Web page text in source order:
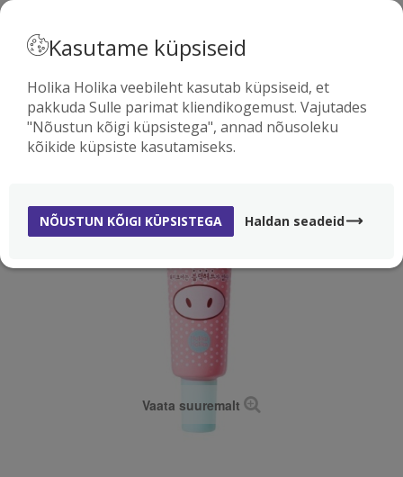
Vaata suuremalt
Kasutame küpsiseid
Holika Holika veebileht kasutab küpsiseid, et
pakkuda Sulle parimat kliendikogemust. Vajutades
"Nõustun kõigi küpsistega", annad nõusoleku
kõikide küpsiste kasutamiseks.
NÕUSTUN KÕIGI KÜPSISTEGA Haldan seadeid